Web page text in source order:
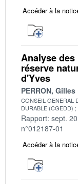
Accéder à la
Analyse
réserve
d'Yves
PERRON, Gilles
CONSEIL GENERAL
DURABLE (CGEDD)
Rapport: sept.
n°012187-01
Accéder à la